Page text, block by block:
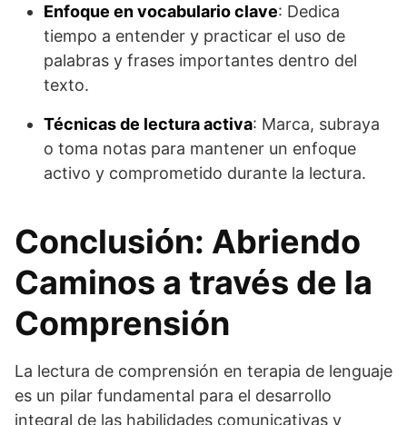
Enfoque en vocabulario clave: Dedica
tiempo a entender y practicar el uso de
palabras y frases importantes dentro del
texto.
Técnicas de lectura activa: Marca, subraya
o toma notas para mantener un enfoque
activo y comprometido durante la lectura.
Conclusión: Abriendo
Caminos a través de la
Comprensión
La lectura de comprensión en terapia de lenguaje
es un pilar fundamental para el desarrollo
integral de las habilidades comunicativas y